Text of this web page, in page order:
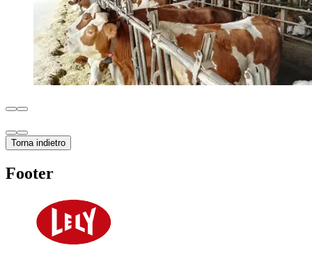
Torna indietro
Footer